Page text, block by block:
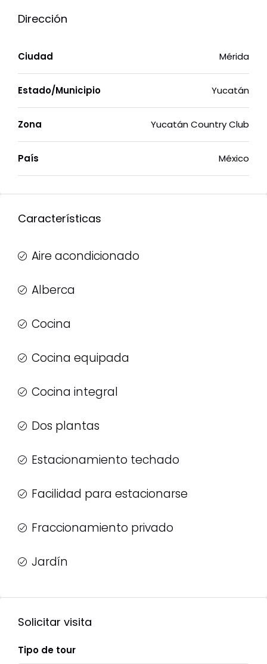
Dirección
Ciudad Mérida
Estado/Municipio Yucatán
Zona Yucatán Country Club
País México
Características
Aire acondicionado
Alberca
Cocina
Cocina equipada
Cocina integral
Dos plantas
Estacionamiento techado
Facilidad para estacionarse
Fraccionamiento privado
Jardín
Solicitar visita
Tipo de tour